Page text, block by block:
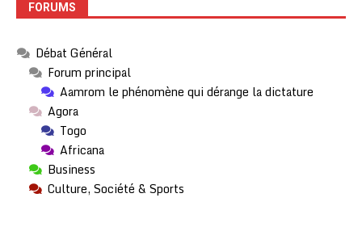
FORUMS
Débat Général
Forum principal
Aamrom le phénomène qui dérange la dictature
Agora
Togo
Africana
Business
Culture, Société & Sports